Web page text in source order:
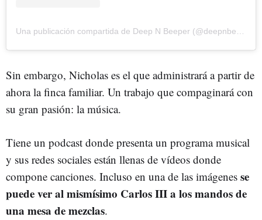
Sin embargo, Nicholas es el que administrará a partir de
ahora la finca familiar. Un trabajo que compaginará con
su gran pasión: la música.
Tiene un podcast donde presenta un programa musical
y sus redes sociales están llenas de vídeos donde
compone canciones. Incluso en una de las imágenes se
puede ver al mismísimo Carlos III a los mandos de
una mesa de mezclas.